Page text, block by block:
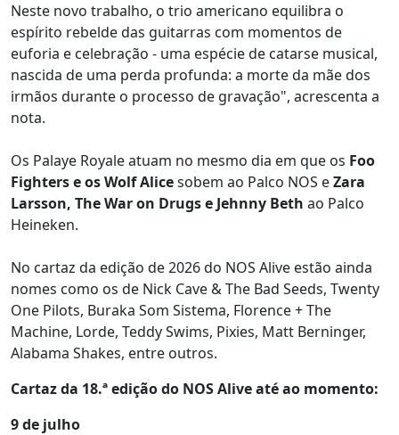
Neste novo trabalho, o trio americano equilibra o
espírito rebelde das guitarras com momentos de
euforia e celebração - uma espécie de catarse musical,
nascida de uma perda profunda: a morte da mãe dos
irmãos durante o processo de gravação", acrescenta a
nota.
Os Palaye Royale atuam no mesmo dia em que os Foo
Fighters e os Wolf Alicesobem ao Palco NOS eZara
Larsson, The War on Drugs e Jehnny Beth ao Palco
Heineken.
No cartaz da edição de 2026 do NOS Alive estão ainda
nomes como os de Nick Cave & The Bad Seeds, Twenty
One Pilots, Buraka Som Sistema, Florence + The
Machine, Lorde, Teddy Swims, Pixies, Matt Berninger,
Alabama Shakes, entre outros.
Cartaz da 18.ª edição do NOS Alive até ao momento:
9 de julho